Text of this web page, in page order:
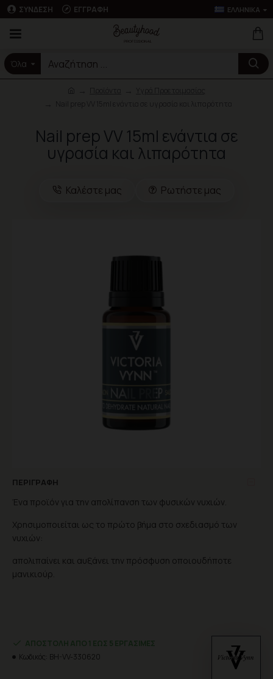
ΣΎΝΔΕΣΗ ΕΓΓΡΑΦΉ ΕΛΛΗΝΙΚΆ
Όλα
Nail prep VV 15ml ενάντια σε
υγρασία και λιπαρότητα
Καλέστε μας Ρωτήστε μας
ΠΕΡΙΓΡΑΦΉ
Ένα προϊόν για την απολίπανση των φυσικών νυχιών.
Χρησιμοποιείται ως το πρώτο βήμα στο σχεδιασμό των
νυχιών:
απολιπαίνει και αυξάνει την πρόσφυση οποιουδήποτε
μανικιούρ.
ΑΠΟΣΤΟΛΉ ΑΠΌ 1 ΈΩΣ 5 ΕΡΓΆΣΙΜΕΣ
Κωδικός: BH-VV-330620